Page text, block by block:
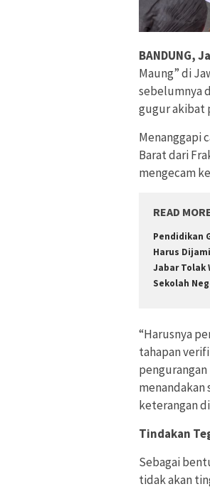
BANDUNG,
Maung” di
sebelumnya
gugur akibat
Menanggapi
Barat dari
mengecam
READ
Pendidikan
Harus
Jabar Tolak
Sekolah
“Harusnya
tahapan
menandakan
keterangan
Tindakan
Sebagai
tidak akan